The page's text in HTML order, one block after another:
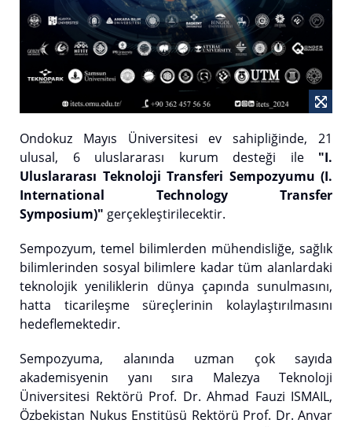
Ondokuz Mayıs Üniversitesi ev sahipliğinde, 21
ulusal, 6 uluslararası kurum desteği ile "I.
Uluslararası Teknoloji Transferi Sempozyumu (I.
International Technology Transfer
Symposium)" gerçekleştirilecektir.
Sempozyum, temel bilimlerden mühendisliğe, sağlık
bilimlerinden sosyal bilimlere kadar tüm alanlardaki
teknolojik yeniliklerin dünya çapında sunulmasını,
hatta ticarileşme süreçlerinin kolaylaştırılmasını
hedeflemektedir.
Sempozyuma, alanında uzman çok sayıda
akademisyenin yanı sıra Malezya Teknoloji
Üniversitesi Rektörü Prof. Dr. Ahmad Fauzi ISMAIL,
Özbekistan Nukus Enstitüsü Rektörü Prof. Dr. Anvar